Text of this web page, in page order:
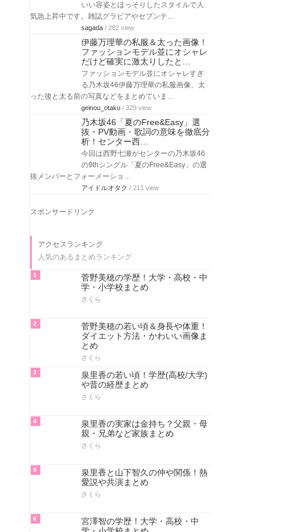
いい容姿とほっそりしたスタイルで人
気急上昇中です。雑誌グラビアやセブンテ…
sagada / 282 view
伊藤万理華の私服＆太った画像！
ファッションモデル並にオシャレ
だけど確実に激太りしたと…
ファッションモデル並にオシャレすぎ
る乃木坂46伊藤万理華の私服画像、太
った後と太る前の写真などをまとめていま…
geinou_otaku / 329 view
乃木坂46「夏のFree&Easy」選
抜・PV動画・歌詞の意味を徹底分
析！センター西…
今回は西野七瀬がセンターの乃木坂46
の9thシングル「夏のFree&Easy」の選
抜メンバーとフォーメーショ…
アイドルオタク / 211 view
スポンサードリンク
アクセスランキング
人気のあるまとめランキング
1
菅野美穂の学歴！大学・高校・中
学・小学校まとめ
さくら
2
菅野美穂の若い頃＆身長や体重！
ダイエット方法・かわいい画像ま
とめ
さくら
3
泉里香の若い頃！学歴(高校/大学)
や昔の経歴まとめ
さくら
4
泉里香の実家は金持ち？父親・母
親・兄弟など家族まとめ
さくら
5
泉里香と山下智久の仲や関係！熱
愛説や共演まとめ
さくら
6
宮澤智の学歴！大学・高校・中